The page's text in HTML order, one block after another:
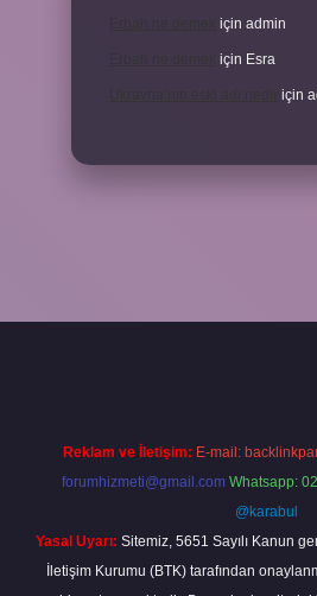
Erbah ne demek için admin
Erbah ne demek için Esra
için
Reklam ve İletişim: E-mail:
forumhizmeti@gmail.com Whatsapp:
@karabul
Yasal Uyarı: Sitemiz, 5651 Sayılı Kanun
İletişim Kurumu (BTK) tarafından